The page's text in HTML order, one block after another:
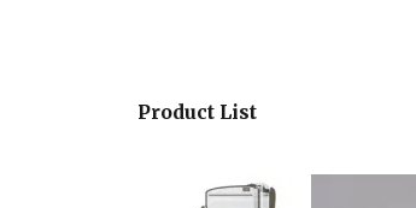
Product List